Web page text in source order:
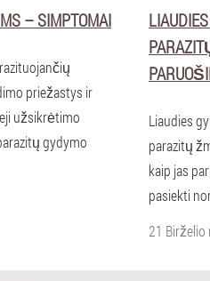
– SIMPTOMAI
priežastys ir
užsikrėtimo
gydymo
Liaudies
parazitų
kaip jas
pasiekti
21